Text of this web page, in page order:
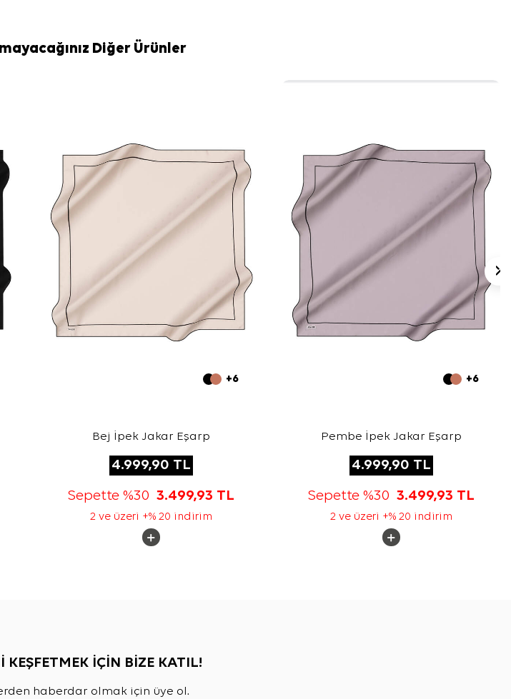
İpek ve hassas eşarplarda elde hassas bakım veya leke
Deseninde hangi renkler öne çıkar?
Bu ipek krep saten eşarp nasıl kombinlenir?
Diğer Ürünler
+6
Bej İpek Jakar Eşarp
4.999,90 TL
Sepette %30 3.499,93 TL
2 ve üzeri +% 20 indirim
+6
Pembe İpek Jakar Eşarp
4.999,90 TL
Sepette %30 3.499,93 TL
2 ve üzeri +% 20 indirim
KEŞFETMEK İÇİN BİZE KATIL!
haberdar olmak için üye ol.